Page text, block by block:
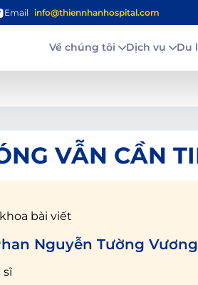
Email info@thiennhanhospital.com
Về chúng tôi Dịch vụ Du
VẪN CẦN
bài viết
Nguyễn Tường Vương
sĩ